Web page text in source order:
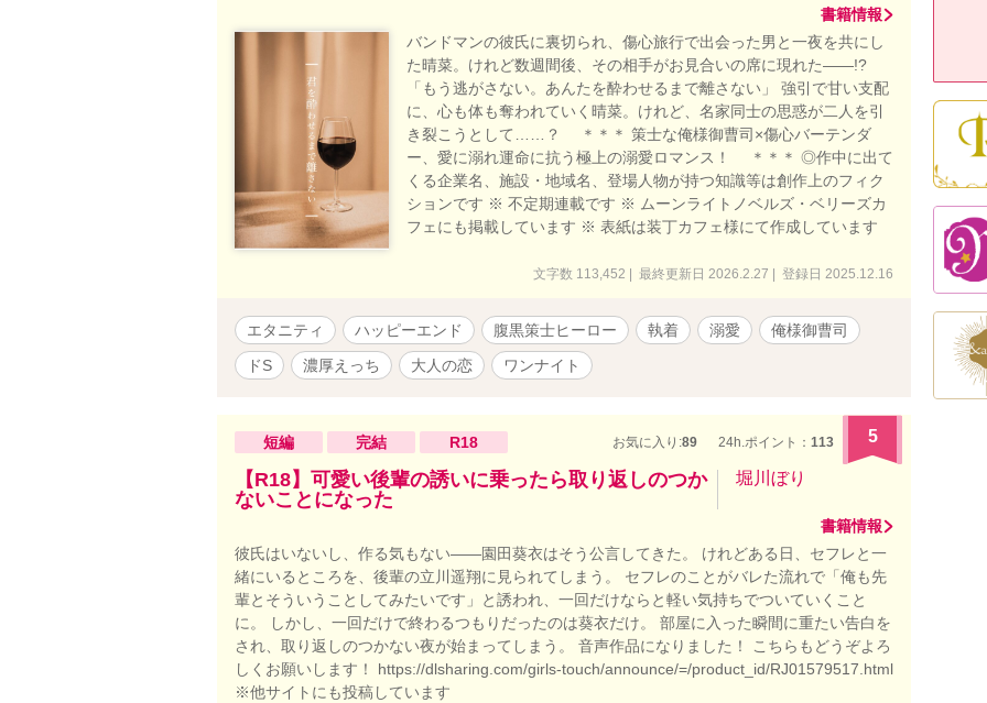
書籍情報
バンドマンの彼氏に裏切られ、傷心旅行で出会った男と一夜を共にし
た晴菜。けれど数週間後、その相手がお見合いの席に現れた――!?
「もう逃がさない。あんたを酔わせるまで離さない」 強引で甘い支配
に、心も体も奪われていく晴菜。けれど、名家同士の思惑が二人を引
き裂こうとして……？ ＊＊＊ 策士な俺様御曹司×傷心バーテンダ
ー、愛に溺れ運命に抗う極上の溺愛ロマンス！ ＊＊＊ ◎作中に出て
くる企業名、施設・地域名、登場人物が持つ知識等は創作上のフィク
ションです ※ 不定期連載です ※ ムーンライトノベルズ・ベリーズカ
フェにも掲載しています ※ 表紙は装丁カフェ様にて作成しています
文字数 113,452 | 最終更新日 2026.2.27 | 登録日 2025.12.16
エタニティ ハッピーエンド 腹黒策士ヒーロー 執着 溺愛
俺様御曹司
ドS
濃厚えっち 大人の恋 ワンナイト
短編 完結 R18 お気に入り:89 24h.ポイント： 113 5
【R18】可愛い後輩の誘いに乗ったら取り返しのつか
ないことになった
堀川ぼり
書籍情報
彼氏はいないし、作る気もない――園田葵衣はそう公言してきた。 けれどある日、セフレと一
緒にいるところを、後輩の立川遥翔に見られてしまう。 セフレのことがバレた流れで「俺も先
輩とそういうことしてみたいです」と誘われ、一回だけならと軽い気持ちでついていくこと
に。 しかし、一回だけで終わるつもりだったのは葵衣だけ。 部屋に入った瞬間に重たい告白を
され、取り返しのつかない夜が始まってしまう。 音声作品になりました！ こちらもどうぞよろ
しくお願いします！ https://dlsharing.com/girls-touch/announce/=/product_id/RJ01579517.html
※他サイトにも投稿しています